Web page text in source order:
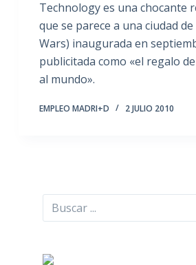
Technology es una chocante
que se parece a una ciudad
Wars) inaugurada en
publicitada como «el regalo
al mundo».
EMPLEO MADRI+D 2 JULIO 2010
Buscar